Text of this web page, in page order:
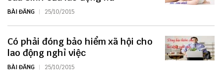
BÀI ĐĂNG 25/10/2015
Có phải đóng bảo hiểm xã hội cho
lao động nghỉ việc
BÀI ĐĂNG 25/10/2015